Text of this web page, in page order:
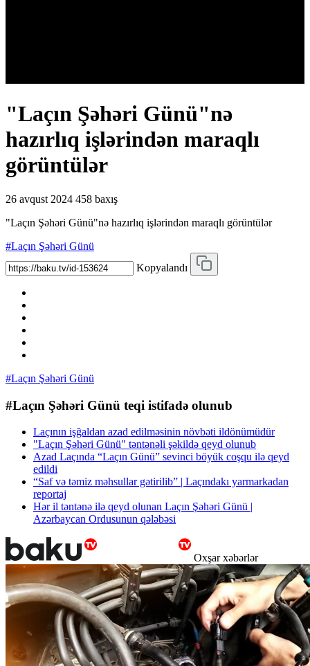
"Laçın Şəhəri Günü"nə
hazırlıq işlərindən maraqlı
görüntülər
26 avqust 2024 458 baxış
"Laçın Şəhəri Günü"nə hazırlıq işlərindən maraqlı görüntülər
#Laçın Şəhəri Günü
Kopyalandı
#Laçın Şəhəri Günü
#Laçın Şəhəri Günü teqi istifadə olunub
Laçının işğaldan azad edilməsinin növbəti ildönümüdür
"Laçın Şəhəri Günü" təntənəli şəkildə qeyd olunub
Azad Laçında “Laçın Günü” sevinci böyük coşqu ilə qeyd
edildi
“Saf və təmiz məhsullar gətirilib” | Laçındakı yarmarkadan
reportaj
Hər il təntənə ilə qeyd olunan Laçın Şəhəri Günü |
Azərbaycan Ordusunun qələbəsi
Oxşar xəbərlər